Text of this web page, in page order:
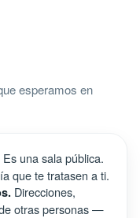
esperamos en
Es una sala pública.
que te tratasen a ti.
Direcciones,
otras personas —